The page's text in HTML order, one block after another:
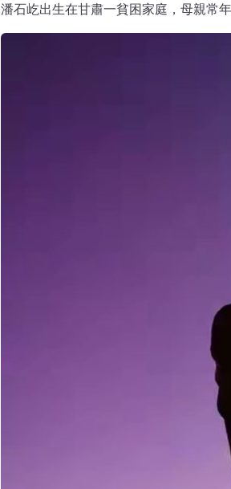
潘石屹出生在甘肅一貧困家庭，母親常